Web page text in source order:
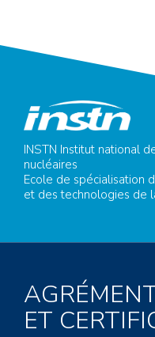
INSTN Institut national
nucléaires
Ecole de spécialisation
et des technologies de
ET